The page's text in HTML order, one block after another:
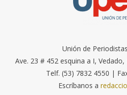
Unión de
Ave. 23 # 452 esquina a I,
Telf. (53) 7832 4550 |
Escríbanos a